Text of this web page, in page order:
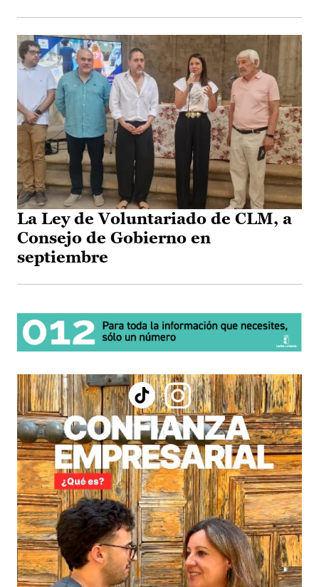
La Ley de Voluntariado de CLM, a
Consejo de Gobierno en
septiembre